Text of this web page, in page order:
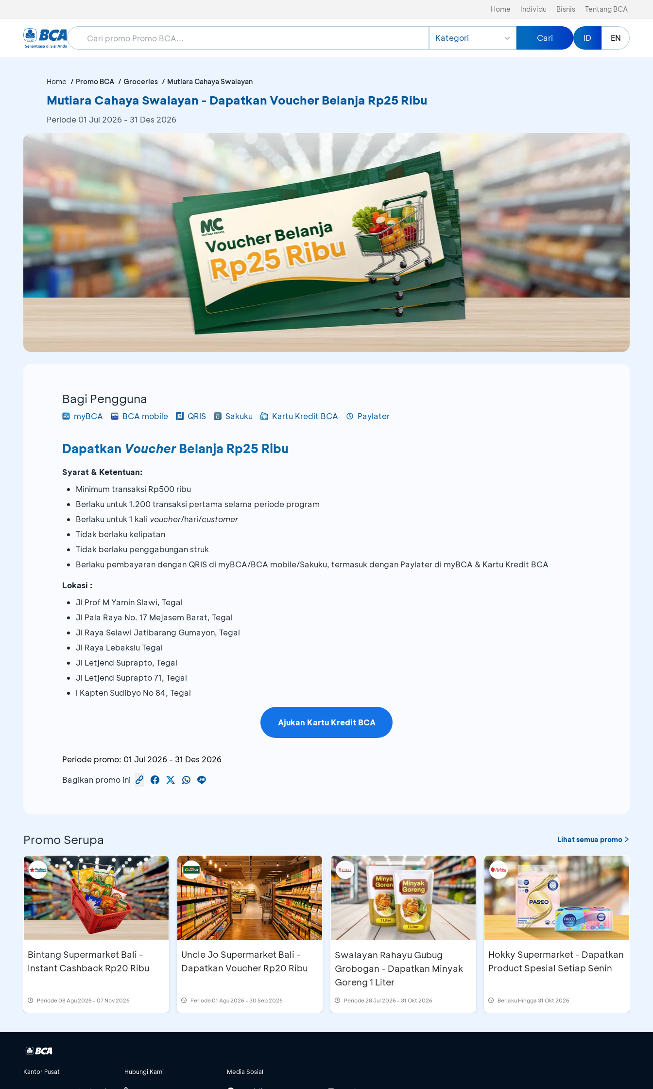
Home Individu Bisnis Tentang BCA
Kategori Cari ID EN
Home Promo BCA Groceries Mutiara Cahaya Swalayan
Mutiara Cahaya Swalayan - Dapatkan Voucher Belanja Rp25 Ribu
Periode 01 Jul 2026 - 31 Des 2026
Bagi Pengguna
myBCA BCA mobile QRIS Sakuku Kartu Kredit BCA Paylater
Dapatkan VoucherBelanja Rp25 Ribu
Syarat & Ketentuan:
Minimum transaksi Rp500 ribu
Berlaku untuk 1.200 transaksi pertama selama periode program
Berlaku untuk 1 kali voucher/hari/customer
Tidak berlaku kelipatan
Tidak berlaku penggabungan struk
Berlaku pembayaran dengan QRIS di myBCA/BCA mobile/Sakuku, termasuk dengan Paylater di myBCA & Kartu Kredit BCA
Lokasi :
Jl Prof M Yamin Slawi, Tegal
Jl Pala Raya No. 17 Mejasem Barat, Tegal
Jl Raya Selawi Jatibarang Gumayon, Tegal
Jl Raya Lebaksiu Tegal
Jl Letjend Suprapto, Tegal
Jl Letjend Suprapto 71, Tegal
l Kapten Sudibyo No 84, Tegal
Ajukan Kartu Kredit BCA
Periode promo: 01 Jul 2026 - 31 Des 2026
Bagikan promo ini
Promo Serupa Lihat semua promo
Bintang Supermarket Bali -
Instant Cashback Rp20 Ribu
Periode08 Agu 2026 - 07 Nov 2026
Uncle Jo Supermarket Bali -
Dapatkan Voucher Rp20 Ribu
Periode01 Agu 2026 - 30 Sep 2026
Swalayan Rahayu Gubug
Grobogan - Dapatkan Minyak
Goreng 1 Liter
Periode 28 Jul 2026 - 31 Okt 2026
Hokky Supermarket - Dapatkan
Product Spesial Setiap Senin
Berlaku Hingga 31 Okt 2026
Kantor Pusat Hubungi Kami Media Sosial